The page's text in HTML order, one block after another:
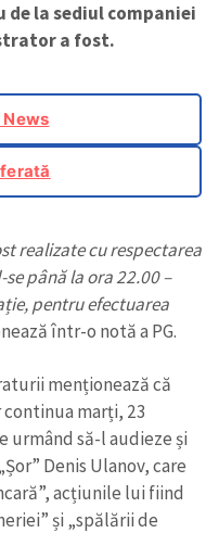
la sediul companiei
a fost.
realizate cu respectarea
până la ora 22.00 –
pentru efectuarea
într-o notă a PG.
menționează că
marți, 23
urmând să-l audieze și
Denis Ulanov, care
acțiunile lui fiind
și „spălării de